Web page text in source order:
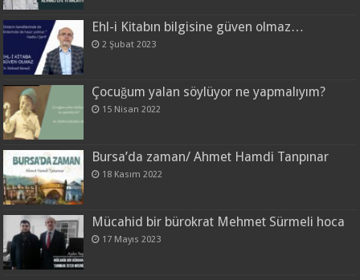
Ehl-i Kitabın bilgisine güven olmaz…
2 Şubat 2023
Çocuğum yalan söylüyor ne yapmalıyım?
15 Nisan 2022
Bursa’da zaman/ Ahmet Hamdi Tanpınar
18 Kasım 2022
Mücahid bir bürokrat Mehmet Sürmeli hoca
17 Mayıs 2023